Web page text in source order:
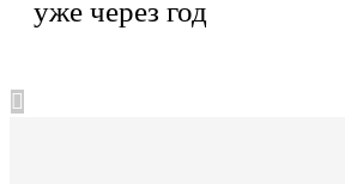
уже через год